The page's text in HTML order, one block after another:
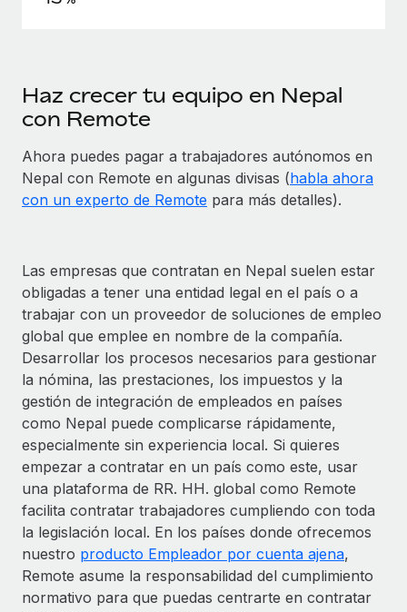
Haz crecer tu equipo en Nepal
con Remote
Ahora puedes pagar a trabajadores autónomos en
Nepal con Remote en algunas divisas (habla ahora
con un experto de Remote para más detalles).
Las empresas que contratan en Nepal suelen estar
obligadas a tener una entidad legal en el país o a
trabajar con un proveedor de soluciones de empleo
global que emplee en nombre de la compañía.
Desarrollar los procesos necesarios para gestionar
la nómina, las prestaciones, los impuestos y la
gestión de integración de empleados en países
como Nepal puede complicarse rápidamente,
especialmente sin experiencia local. Si quieres
empezar a contratar en un país como este, usar
una plataforma de RR. HH. global como Remote
facilita contratar trabajadores cumpliendo con toda
la legislación local. En los países donde ofrecemos
nuestro producto Empleador por cuenta ajena,
Remote asume la responsabilidad del cumplimiento
normativo para que puedas centrarte en contratar